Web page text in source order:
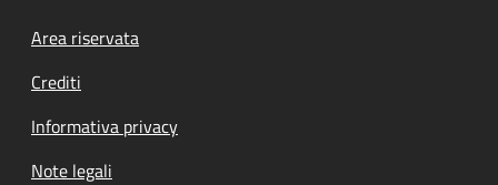
Footer menu
Area riservata
Crediti
Informativa privacy
Note legali